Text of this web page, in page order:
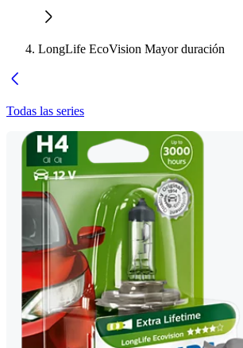
LongLife EcoVision Mayor duración
Todas las series